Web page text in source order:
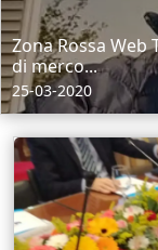
Zona Rossa Web
di merco...
25-03-2020